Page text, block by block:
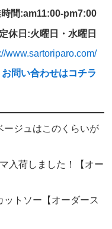
間:am11:00-pm7:00
定休日:火曜日・水曜日
www.sartoriparo.com/
お問い合わせはコチラ
ージュはこのくらいが
入荷しました！【オー
トソー【オーダース